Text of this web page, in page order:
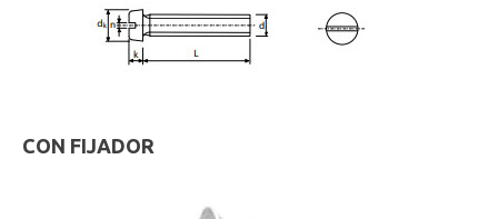
CON FIJADOR